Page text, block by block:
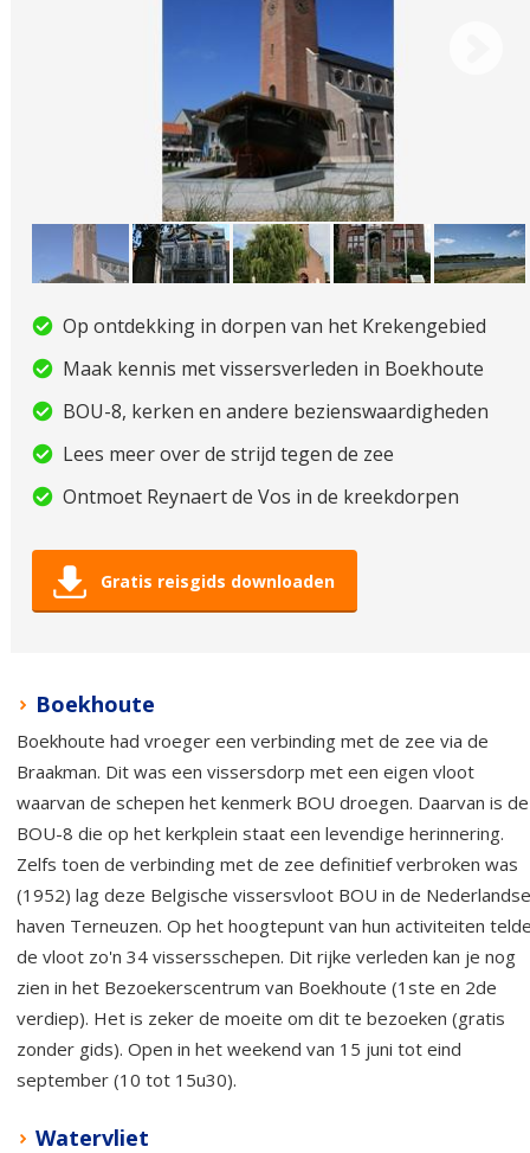
Op ontdekking in dorpen van het Krekengebied
Maak kennis met vissersverleden in Boekhoute
BOU-8, kerken en andere bezienswaardigheden
Lees meer over de strijd tegen de zee
Ontmoet Reynaert de Vos in de kreekdorpen
Gratis reisgids downloaden
Boekhoute
Boekhoute had vroeger een verbinding met de zee via de
Braakman. Dit was een vissersdorp met een eigen vloot
waarvan de schepen het kenmerk BOU droegen. Daarvan is de
BOU-8 die op het kerkplein staat een levendige herinnering.
Zelfs toen de verbinding met de zee definitief verbroken was
(1952) lag deze Belgische vissersvloot BOU in de Nederlandse
haven Terneuzen. Op het hoogtepunt van hun activiteiten
de vloot zo'n 34 vissersschepen. Dit rijke verleden kan je nog
zien in het Bezoekerscentrum van Boekhoute (1ste en 2de
verdiep). Het is zeker de moeite om dit te bezoeken (gratis
zonder gids). Open in het weekend van 15 juni tot eind
september (10 tot 15u30).
Watervliet